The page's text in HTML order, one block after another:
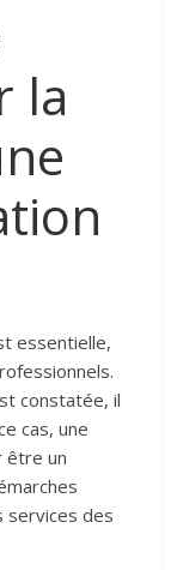
la
essentielle,
constatée, il
cas, une
être un
services des